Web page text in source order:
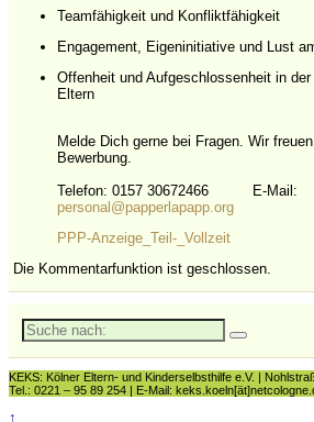
Teamfähigkeit und Konfliktfähigkeit
Engagement, Eigeninitiative und Lust
Offenheit und Aufgeschlossenheit in
Eltern
Melde Dich gerne bei Fragen. Wir
Bewerbung.
Telefon:0157 30672466
E-Mail:
personal@papperlapapp.org
PPP-Anzeige_Teil-_Vollzeit
Die Kommentarfunktion ist geschlossen.
Suche
nach:
KEKS: Kölner Eltern- und Kinderselbsthilfe e.V. |
Tel.: 0221 – 95 89 254 | E-Mail:
↑